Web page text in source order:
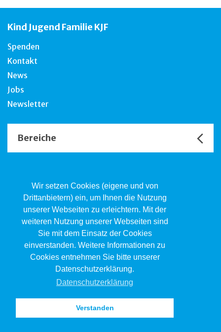
Wir setzen Cookies (eigene und von
Drittanbietern) ein, um Ihnen die Nutzung
unserer Webseiten zu erleichtern. Mit der
weiteren Nutzung unserer Webseiten sind
Sie mit dem Einsatz der Cookies
einverstanden. Weitere Informationen zu
Cookies entnehmen Sie bitte unserer
Datenschutzerklärung.
Datenschutzerklärung
Verstanden
Kind Jugend Familie KJF
Spenden
Kontakt
News
Jobs
Newsletter
Bereiche
Kind.Jugend.Familie KJF
Poststrasse 2, Postfach, 4410 Liestal
061 551 17 77
kjf@jsw.swiss